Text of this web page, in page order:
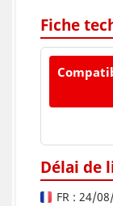
Fiche
Délai de
FR : 24/